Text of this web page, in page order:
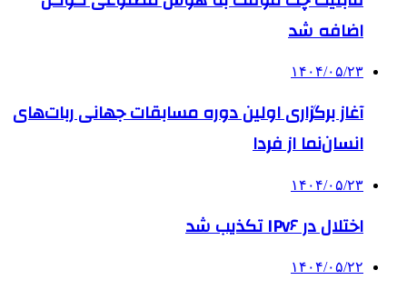
اضافه شد
۱۴۰۴/۰۵/۲۳
آغاز برگزاری اولین دوره مسابقات جهانی ربات‌های
انسان‌نما از فردا
۱۴۰۴/۰۵/۲۳
اختلال در IPv۶ تکذیب شد
۱۴۰۴/۰۵/۲۲